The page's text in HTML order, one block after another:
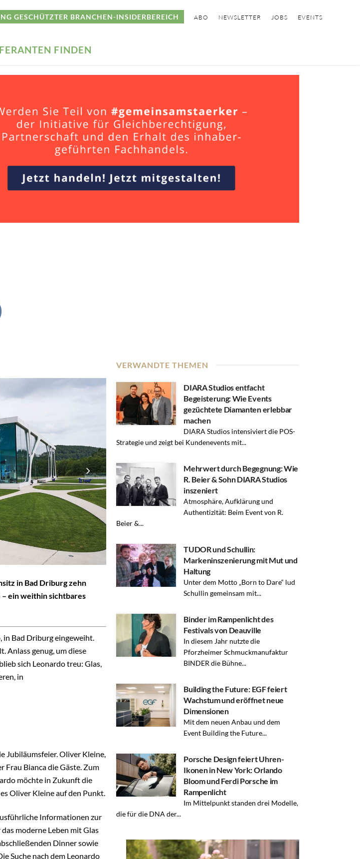
GESCHÜTZTER BRANCHEN-INSIDERBEREICH ABO NEWSLETTER JOBS EVENTS
FINDEN
in Bad Driburg zehn
– ein weithin sichtbares
in Bad Driburg eingeweiht.
Anlass genug, um diese
sich Leonardo treu: Glas,
in
Jubiläumsfeier. Oliver Kleine,
Frau Bianca die Gäste. Zum
möchte in Zukunft die
Oliver Kleine auf den Punkt.
Informationen zur
moderne Leben mit Glas
Dinner sowie
Suche nach dem Leonardo
VERWANDTE THEMEN
DIARA Studios entfacht
Begeisterung: Wie Events
gezüchtete Diamanten erlebbar
machen
DIARA Studios intensiviert die POS-
Strategie und zeigt bei Kundenevents mit...
Mehrwert durch Begegnung: Wie
R. Beier & Sohn DIARA Studios
inszeniert
Atmosphäre, Aufklärung und
Authentizität: Beim Event von R.
Beier &...
TUDOR und Schullin:
Markeninszenierung mit Mut und
Haltung
Unter dem Motto „Born to Dare“ lud
Schullin gemeinsam mit...
Binder im Rampenlicht des
Festivals von Deauville
In diesem Jahr nutzte die
Pforzheimer Schmuckmanufaktur
BINDER die Bühne...
Building the Future: EGF feiert
Wachstum und eröffnet neue
Dimensionen
Mit dem neuen Anbau und dem
Event Building the Future...
Porsche Design feiert Uhren-
Ikonen in New York: Orlando
Bloom und Ferdi Porsche im
Rampenlicht
Im Mittelpunkt standen drei Modelle,
die für die DNA der...